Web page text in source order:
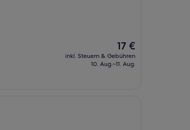
Der
Preis
beträgt
17 €
inkl. Steuern & Gebühren
10. Aug.–11. Aug.